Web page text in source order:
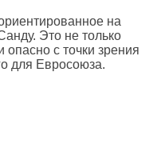
на
Это не только
опасно с точки зрения
для Евросоюза.